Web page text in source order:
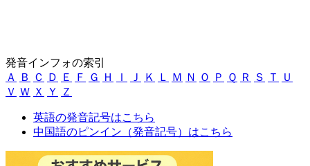
発音インフォの索引
Ａ
Ｂ Ｃ Ｄ Ｅ Ｆ Ｇ Ｈ Ｉ Ｊ Ｋ Ｌ Ｍ Ｎ Ｏ Ｐ Ｑ Ｒ Ｓ Ｔ
Ｕ
Ｖ Ｗ Ｘ Ｙ Ｚ
英語の発音記号はこちら
中国語のピンイン（発音記号）はこちら